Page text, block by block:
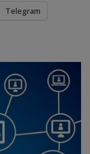
Telegram